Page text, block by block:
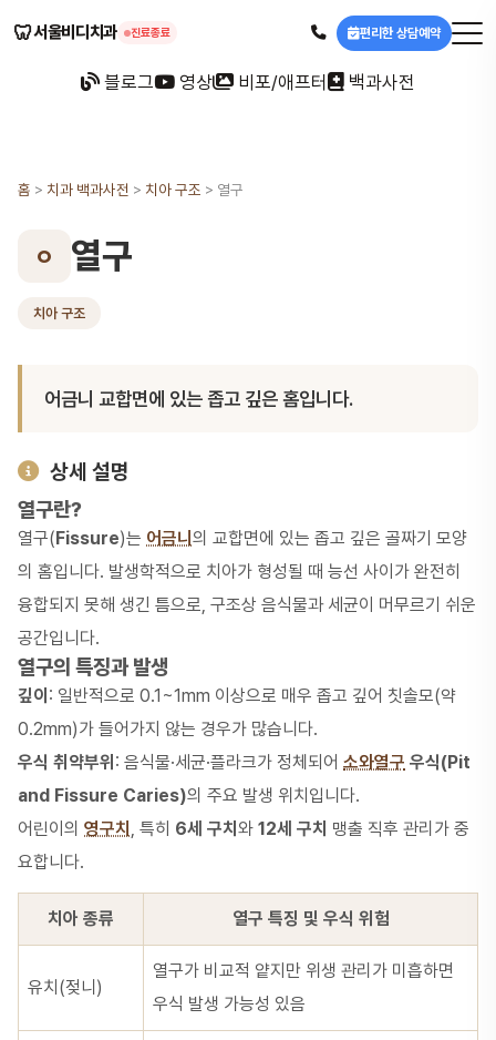
🦷서울비디치과 진료종료 편리한 상담예약
블로그 영상 비포/애프터 백과사전
홈 > 치과 백과사전 > 치아 구조 > 열구
ㅇ 열구
치아 구조
어금니 교합면에 있는 좁고 깊은 홈입니다.
상세 설명
열구란?
열구(Fissure)는 어금니 의 교합면에 있는 좁고 깊은 골짜기 모양
의 홈입니다. 발생학적으로 치아가 형성될 때 능선 사이가 완전히
융합되지 못해 생긴 틈으로, 구조상 음식물과 세균이 머무르기 쉬운
공간입니다.
열구의 특징과 발생
깊이 : 일반적으로 0.1~1mm 이상으로 매우 좁고 깊어 칫솔모(약
0.2mm)가 들어가지 않는 경우가 많습니다.
우식 취약부위 : 음식물·세균·플라크가 정체되어 소와열구 우식(Pit
and Fissure Caries)의 주요 발생 위치입니다.
어린이의 영구치 , 특히 6세 구치 와 12세 구치 맹출 직후 관리가 중
요합니다.
치아 종류 열구 특징 및 우식 위험
유치(젖니)
열구가 비교적 얕지만 위생 관리가 미흡하면
우식 발생 가능성 있음